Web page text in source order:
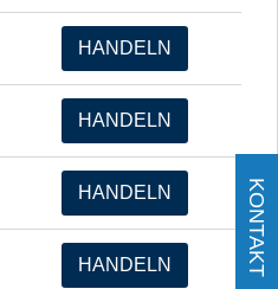
HANDELN
HANDELN
HANDELN
HANDELN KONTAKT